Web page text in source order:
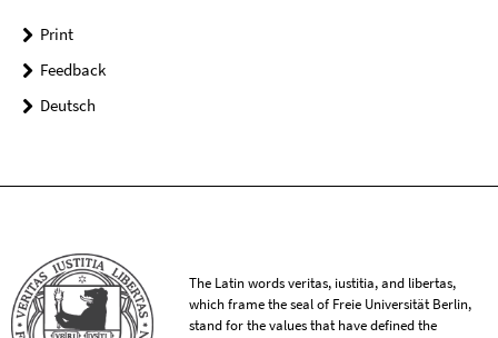
Print
Feedback
Deutsch
The Latin words veritas, iustitia, and libertas,
which frame the seal of Freie Universität Berlin,
stand for the values that have defined the